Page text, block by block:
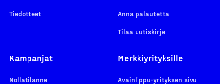
Tiedotteet Anna palautetta
Tilaa uutiskirje
Kampanjat
Nollatilanne
Merkkiyrityksille
Avainlippu-yrityksen sivu